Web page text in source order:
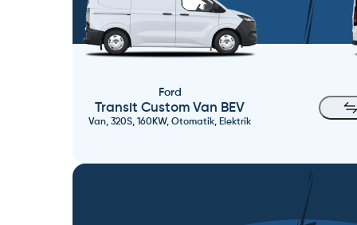
Ford
Transit Custom Van BEV
Van, 320S, 160KW, Otomatik, Elektrik